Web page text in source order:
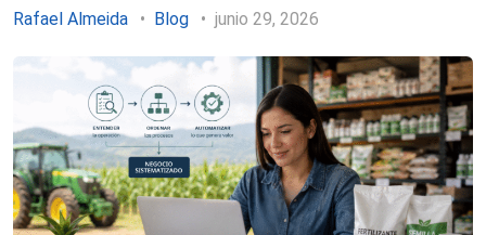
Rafael Almeida Blog junio 29, 2026